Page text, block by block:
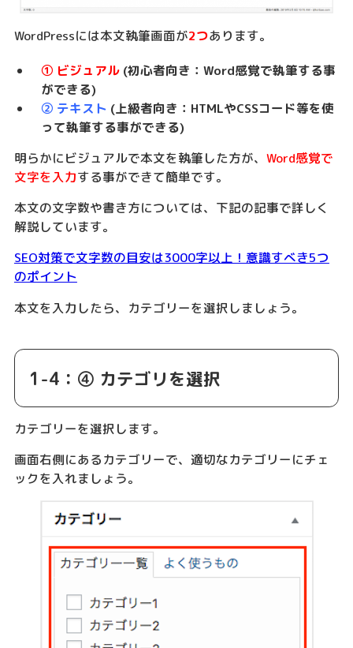
WordPressには本文執筆画面が2つあります。
① ビジュアル (初心者向き：Word感覚で執筆する事
ができる)
② テキスト (上級者向き：HTMLやCSSコード等を使
って執筆する事ができる)
明らかにビジュアルで本文を執筆した方が、 Word感覚で
文字を入力する事ができて簡単です。
本文の文字数や書き方については、下記の記事で詳しく
解説しています。
SEO対策で文字数の目安は3000字以上！意識すべき5つ
のポイント
本文を入力したら、カテゴリーを選択しましょう。
1-4：④ カテゴリを選択
カテゴリーを選択します。
画面右側にあるカテゴリーで、適切なカテゴリーにチェ
ックを入れましょう。